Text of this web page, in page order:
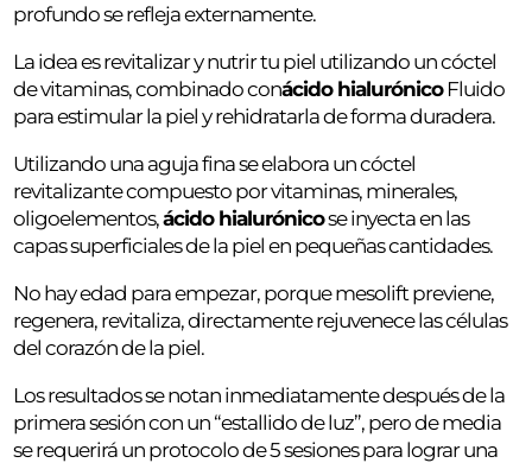
profundo se refleja externamente.
La idea es revitalizar y nutrir tu piel utilizando un cóctel
de vitaminas, combinado conácido hialurónicoFluido
para estimular la piel y rehidratarla de forma duradera.
Utilizando una aguja fina se elabora un cóctel
revitalizante compuesto por vitaminas, minerales,
oligoelementos,ácido hialurónicose inyecta en las
capas superficiales de la piel en pequeñas cantidades.
No hay edad para empezar, porque mesolift previene,
regenera, revitaliza, directamente rejuvenece las células
del corazón de la piel.
Los resultados se notan inmediatamente después de la
primera sesión con un “estallido de luz”, pero de media
se requerirá un protocolo de 5 sesiones para lograr una